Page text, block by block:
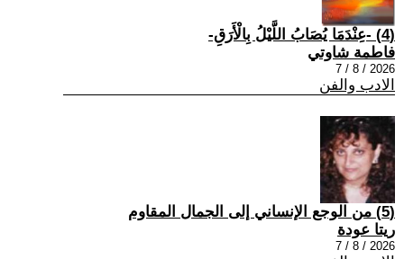
(4) -عِنْدَمَا يُصَابُ اللَّيْلُ بِالْأَرَقِ-
فاطمة شاوتي
2026 / 8 / 7
الادب والفن
(5) من الوجع الإنساني إلى الجمال المقاوم
ريتا عودة
2026 / 8 / 7